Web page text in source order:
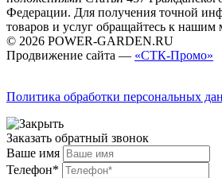
Федерации. Для получения точной
товаров и услуг обращайтесь к нашим
© 2026 POWER-GARDEN.RU
Продвижение сайта — «СТК-Промо»
Политика обработки персональных
Заказать обратный звонок
Ваше имя
Телефон*